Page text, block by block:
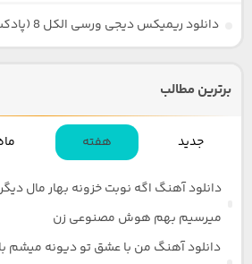
دانلود ریمیکس دیجی ورسی الکل 8 (پادکست)
برترین مطالب
جدید هفته
دانلود آهنگ اگه نوبت خزونه بهار مال
میرسیم بهم هوش مصنوعی زن
دانلود آهنگ من با عشق تو دیونه میشم